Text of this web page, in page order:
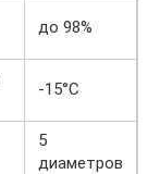
до 98%
-15°С
5
диаметров